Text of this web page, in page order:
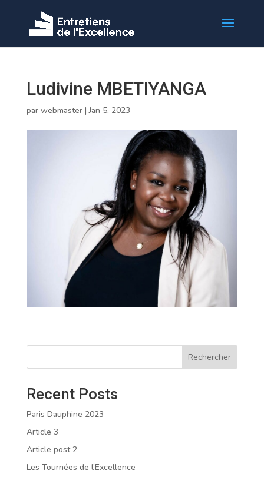
Ludivine MBETIYANGA
par webmaster|Jan 5, 2023
Rechercher
Recent Posts
Paris Dauphine 2023
Article 3
Article post 2
Les Tournées de l’Excellence